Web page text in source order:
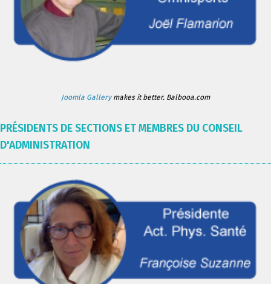
Joomla Gallerymakes it better. Balbooa.com
PRÉSIDENTS DE SECTIONS ET MEMBRES DU CONSEIL
D'ADMINISTRATION